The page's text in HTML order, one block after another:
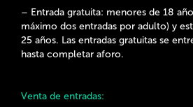
– Entrada gratuita: menores de 18
máximo dos entradas por adulto) y
25 años. Las entradas gratuitas se
hasta completar aforo.
Venta de entradas: